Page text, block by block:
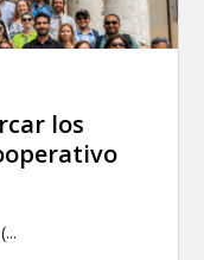
los